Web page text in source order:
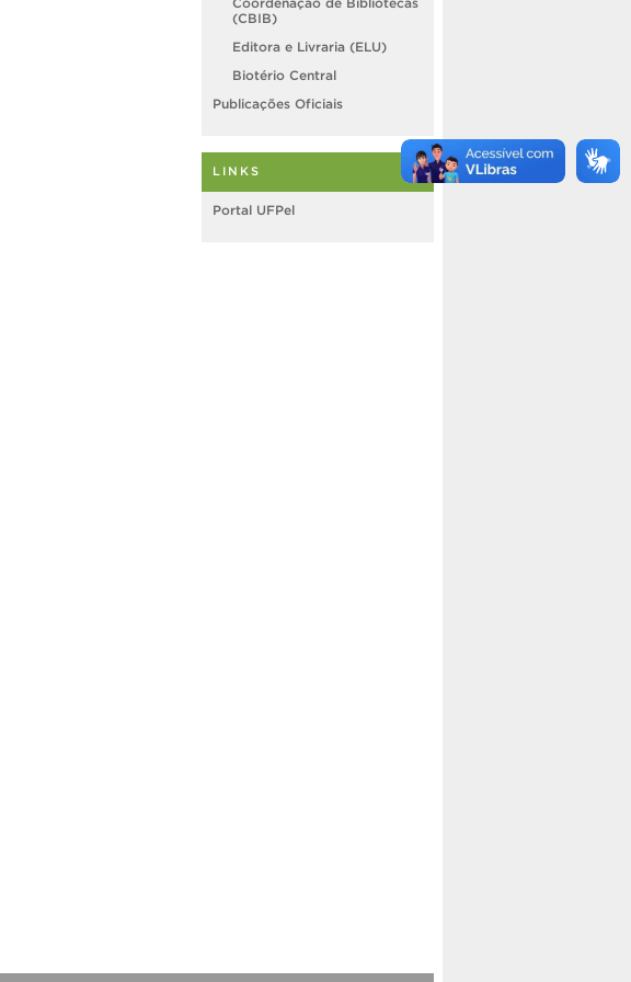
(CBIB)
Editora e Livraria (ELU)
Biotério Central
Publicações Oficiais
LINKS
Portal UFPel